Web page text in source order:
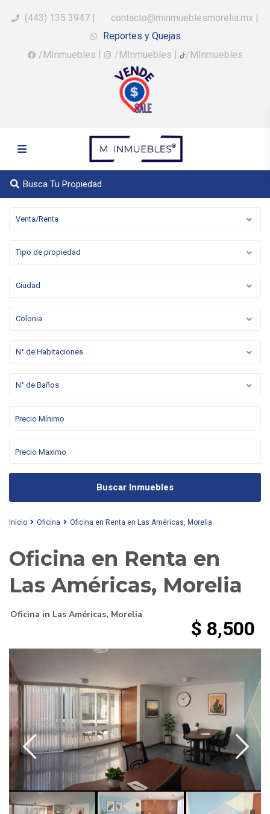
(443) 135 3947 | contacto@minmueblesmorelia.mx |
Reportes y Quejas
/MInmuebles | /MInmuebles | /MInmuebles
Busca Tu Propiedad
Venta/Renta
Tipo de propiedad
Ciudad
Colonia
N° de Habitaciones
N° de Baños
Buscar Inmuebles
Inicio Oficina Oficina en Renta en Las Américas, Morelia
Oficina en Renta en
Las Américas, Morelia
Oficina in Las Américas, Morelia
$ 8,500